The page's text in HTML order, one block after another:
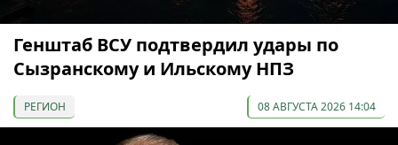
Генштаб ВСУ подтвердил удары по
Сызранскому и Ильскому НПЗ
РЕГИОН 08 АВГУСТА 2026 14:04